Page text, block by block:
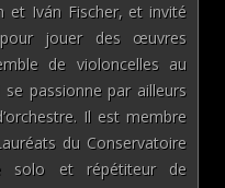
et Iván Fischer, et invité
jouer des œuvres
de violoncelles au
passionne par ailleurs
Il est membre
du Conservatoire
solo et répétiteur de